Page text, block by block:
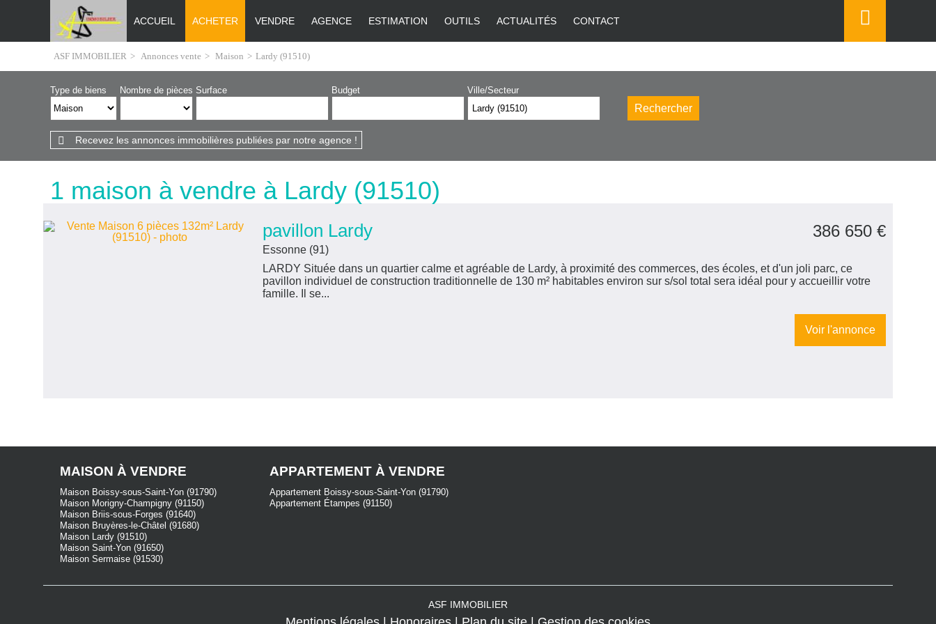
ACCUEIL ACHETER VENDRE AGENCE ESTIMATION OUTILS ACTUALITÉS CONTACT
ASF IMMOBILIER > Annonces vente > Maison > Lardy (91510)
Type de biens Nombre de pièces Surface Budget Ville/Secteur
Recevez les annonces immobilières publiées par notre agence !
1 maison à vendre à Lardy (91510)
pavillon Lardy 386 650 €
Essonne (91)
LARDY Située dans un quartier calme et agréable de Lardy, à proximité des commerces, des écoles, et d'un joli parc, ce
pavillon individuel de construction traditionnelle de 130 m² habitables environ sur s/sol total sera idéal pour y accueillir votre
famille. Il se...
Voir l'annonce
MAISON À VENDRE
Maison Boissy-sous-Saint-Yon (91790)
Maison Morigny-Champigny (91150)
Maison Briis-sous-Forges (91640)
Maison Bruyères-le-Châtel (91680)
Maison Lardy (91510)
Maison Saint-Yon (91650)
Maison Sermaise (91530)
APPARTEMENT À VENDRE
Appartement Boissy-sous-Saint-Yon (91790)
Appartement Étampes (91150)
ASF IMMOBILIER